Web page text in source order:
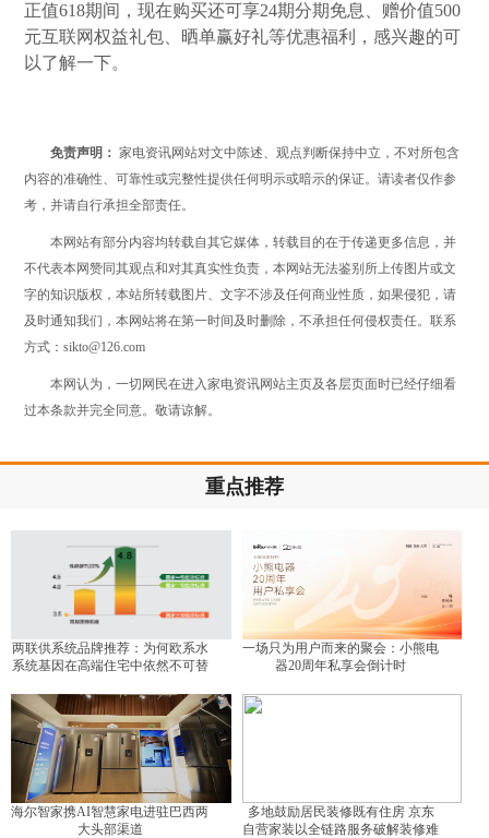
正值618期间，现在购买还可享24期分期免息、赠价值500
元互联网权益礼包、晒单赢好礼等优惠福利，感兴趣的可
以了解一下。
免责声明： 家电资讯网站对文中陈述、观点判断保持中立，不对所包含
内容的准确性、可靠性或完整性提供任何明示或暗示的保证。请读者仅作参
考，并请自行承担全部责任。
本网站有部分内容均转载自其它媒体，转载目的在于传递更多信息，并
不代表本网赞同其观点和对其真实性负责，本网站无法鉴别所上传图片或文
字的知识版权，本站所转载图片、文字不涉及任何商业性质，如果侵犯，请
及时通知我们，本网站将在第一时间及时删除，不承担任何侵权责任。联系
方式：sikto@126.com
本网认为，一切网民在进入家电资讯网站主页及各层页面时已经仔细看
过本条款并完全同意。敬请谅解。
重点推荐
两联供系统品牌推荐：为何欧系水
系统基因在高端住宅中依然不可替
一场只为用户而来的聚会：小熊电
器20周年私享会倒计时
海尔智家携AI智慧家电进驻巴西两
大头部渠道
多地鼓励居民装修既有住房 京东
自营家装以全链路服务破解装修难